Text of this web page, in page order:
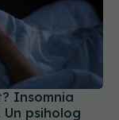
Insomnia
psiholog